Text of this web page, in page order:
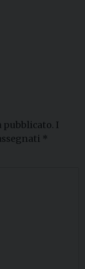
pubblicato. I
*